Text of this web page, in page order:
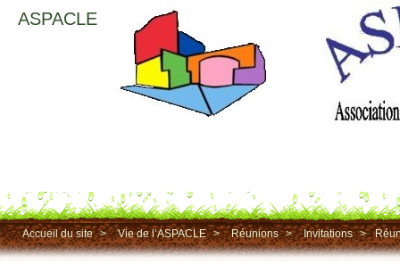
ASPACLE
Accueil du site > Vie de l’ASPACLE > Réunions > Invitations >